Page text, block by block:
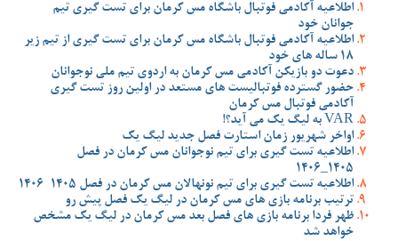
اطلاعیه آکادمی فوتبال باشگاه مس کرمان برای تست گیری تیم
جوانان خود
اطلاعیه آکادمی فوتبال باشگاه مس کرمان برای تست گیری از تیم زیر
18 ساله های خود
دعوت دو بازیکن آکادمی مس کرمان به اردوی تیم ملی نوجوانان
حضور گسترده فوتبالیست های مستعد در اولین روز تست گیری
آکادمی فوتبال مس کرمان
VAR به لیگ یک می آید؟!
اواخر شهریور زمان استارت فصل جدید لیگ یک
اطلاعیه تست گیری برای تیم نوجوانان مس کرمان در فصل
1405_1406
اطلاعیه تست گیری برای تیم نونهالان مس کرمان در فصل 1405-1406
ترتیب برنامه بازی های مس کرمان در لیگ یک فصل پیش رو
ظهر فردا برنامه بازی های فصل بعد مس کرمان در لیگ یک مشخص
خواهد شد